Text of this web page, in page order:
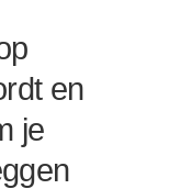
en
je